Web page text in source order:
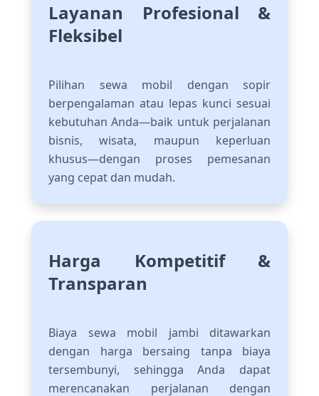
Layanan Profesional &
Fleksibel
Pilihan sewa mobil dengan sopir
berpengalaman atau lepas kunci sesuai
kebutuhan Anda—baik untuk perjalanan
bisnis, wisata, maupun keperluan
khusus—dengan proses pemesanan
yang cepat dan mudah.
Harga Kompetitif &
Transparan
Biaya sewa mobil jambi ditawarkan
dengan harga bersaing tanpa biaya
tersembunyi, sehingga Anda dapat
merencanakan perjalanan dengan